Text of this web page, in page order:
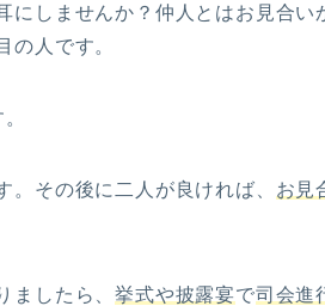
にしませんか？仲人とはお見合い
の人です。
。その後に二人が良ければ、 お見
ましたら、挙式や披露宴で司会進